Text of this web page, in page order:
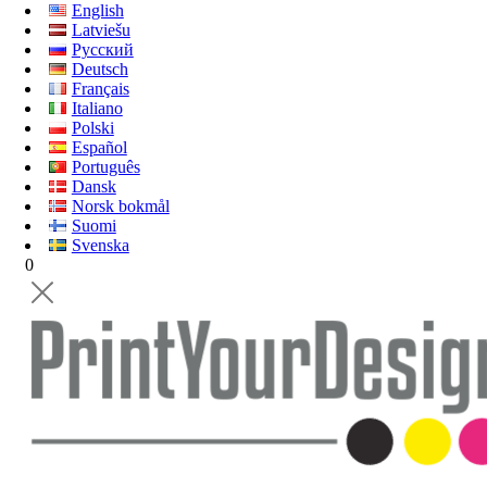
English
Latviešu
Русский
Deutsch
Français
Italiano
Polski
Español
Português
Dansk
Norsk bokmål
Suomi
Svenska
0